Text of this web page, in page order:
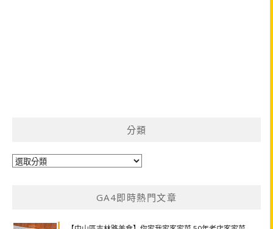
分類
分
GA4即時熱門文章